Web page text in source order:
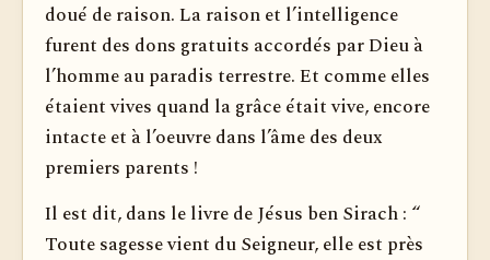
doué de raison. La raison et l’intelligence
furent des dons gratuits accordés par Dieu à
l’homme au paradis terrestre. Et comme elles
étaient vives quand la grâce était vive, encore
intacte et à l’oeuvre dans l’âme des deux
premiers parents !
Il est dit, dans le livre de Jésus ben Sirach : “
Toute sagesse vient du Seigneur, elle est près